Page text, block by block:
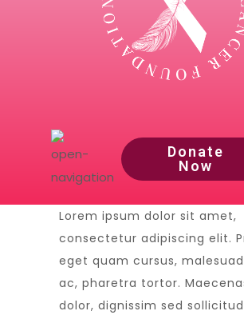
Donate
Now
Lorem ipsum dolor sit amet,
consectetur adipiscing elit.
eget quam cursus,
ac, pharetra tortor.
dolor, dignissim sed